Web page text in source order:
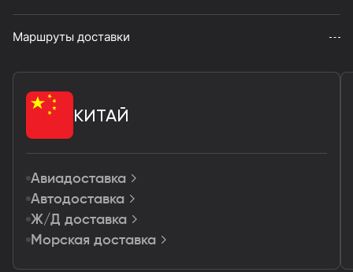
Маршруты доставки
КИТАЙ
Авиадоставка
Автодоставка
Ж/Д доставка
Морская доставка